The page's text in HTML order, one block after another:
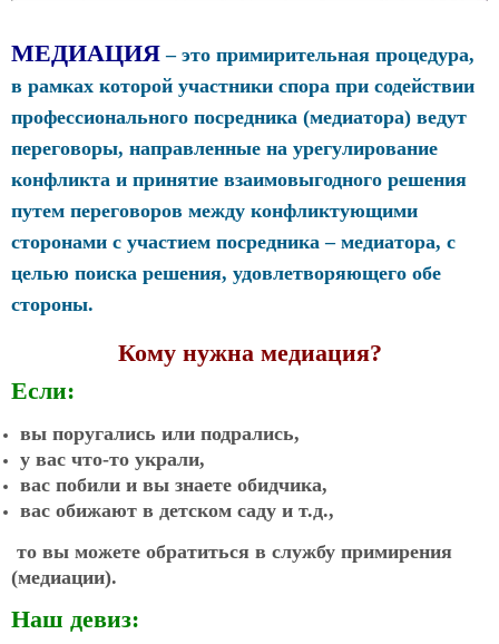
МЕДИАЦИЯ – это примирительная процедура,
в рамках которой участники спора при содействии
профессионального посредника (медиатора) ведут
переговоры, направленные на урегулирование
конфликта и принятие взаимовыгодного решения
путем переговоров между конфликтующими
сторонами с участием посредника – медиатора, с
целью поиска решения, удовлетворяющего обе
стороны.
Кому нужна медиация?
Если:
вы поругались или подрались,
у вас что-то украли,
вас побили и вы знаете обидчика,
вас обижают в детском саду и т.д.,
то вы можете обратиться в службу примирения
(медиации).
Наш девиз: